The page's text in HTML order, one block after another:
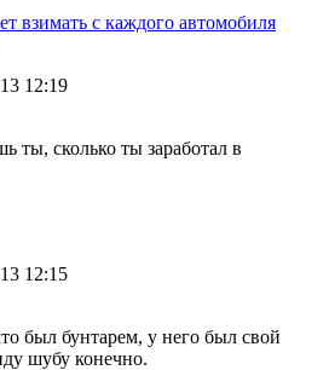
взимать с каждого автомобиля
12:19
ты, сколько ты заработал в
12:15
был бунтарем, у него был свой
шубу конечно.